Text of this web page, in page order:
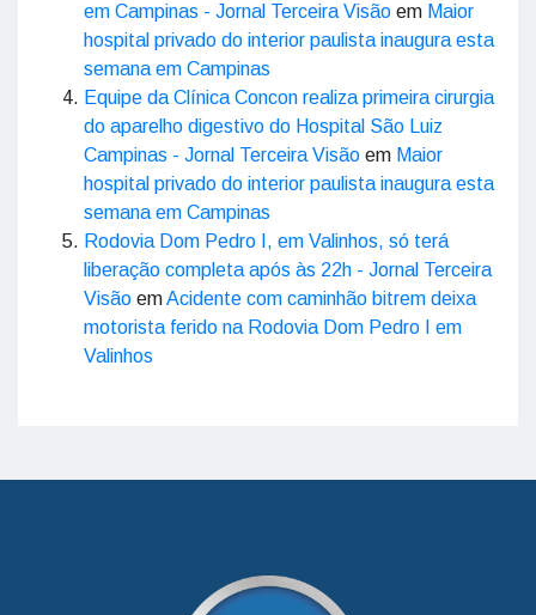
em Campinas - Jornal Terceira Visão em Maior
hospital privado do interior paulista inaugura esta
semana em Campinas
Equipe da Clínica Concon realiza primeira cirurgia
do aparelho digestivo do Hospital São Luiz
Campinas - Jornal Terceira Visão em Maior
hospital privado do interior paulista inaugura esta
semana em Campinas
Rodovia Dom Pedro I, em Valinhos, só terá
liberação completa após às 22h - Jornal Terceira
Visão emAcidente com caminhão bitrem deixa
motorista ferido na Rodovia Dom Pedro I em
Valinhos